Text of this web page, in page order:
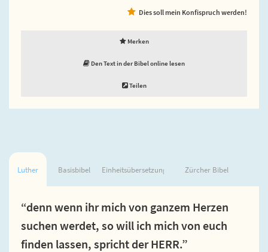
Dies soll mein Konfispruch werden!
Merken
Den Text in der Bibel online lesen
Teilen
Luther Basisbibel Einheitsübersetzung Zürcher Bibel
“denn wenn ihr mich von ganzem Herzen
suchen werdet, so will ich mich von euch
finden lassen, spricht der HERR.”